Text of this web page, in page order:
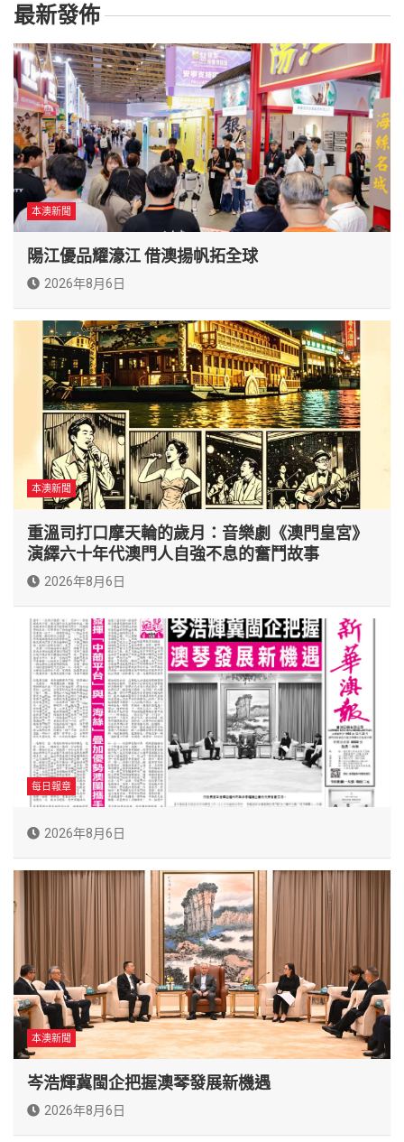
最新發佈
本澳新聞
陽江優品耀濠江 借澳揚帆拓全球
2026年8月6日
本澳新聞
重溫司打口摩天輪的歲月：音樂劇《澳門皇宮》
演繹六十年代澳門人自強不息的奮鬥故事
2026年8月6日
每日報章
2026年8月6日
本澳新聞
岑浩輝冀閩企把握澳琴發展新機遇
2026年8月6日